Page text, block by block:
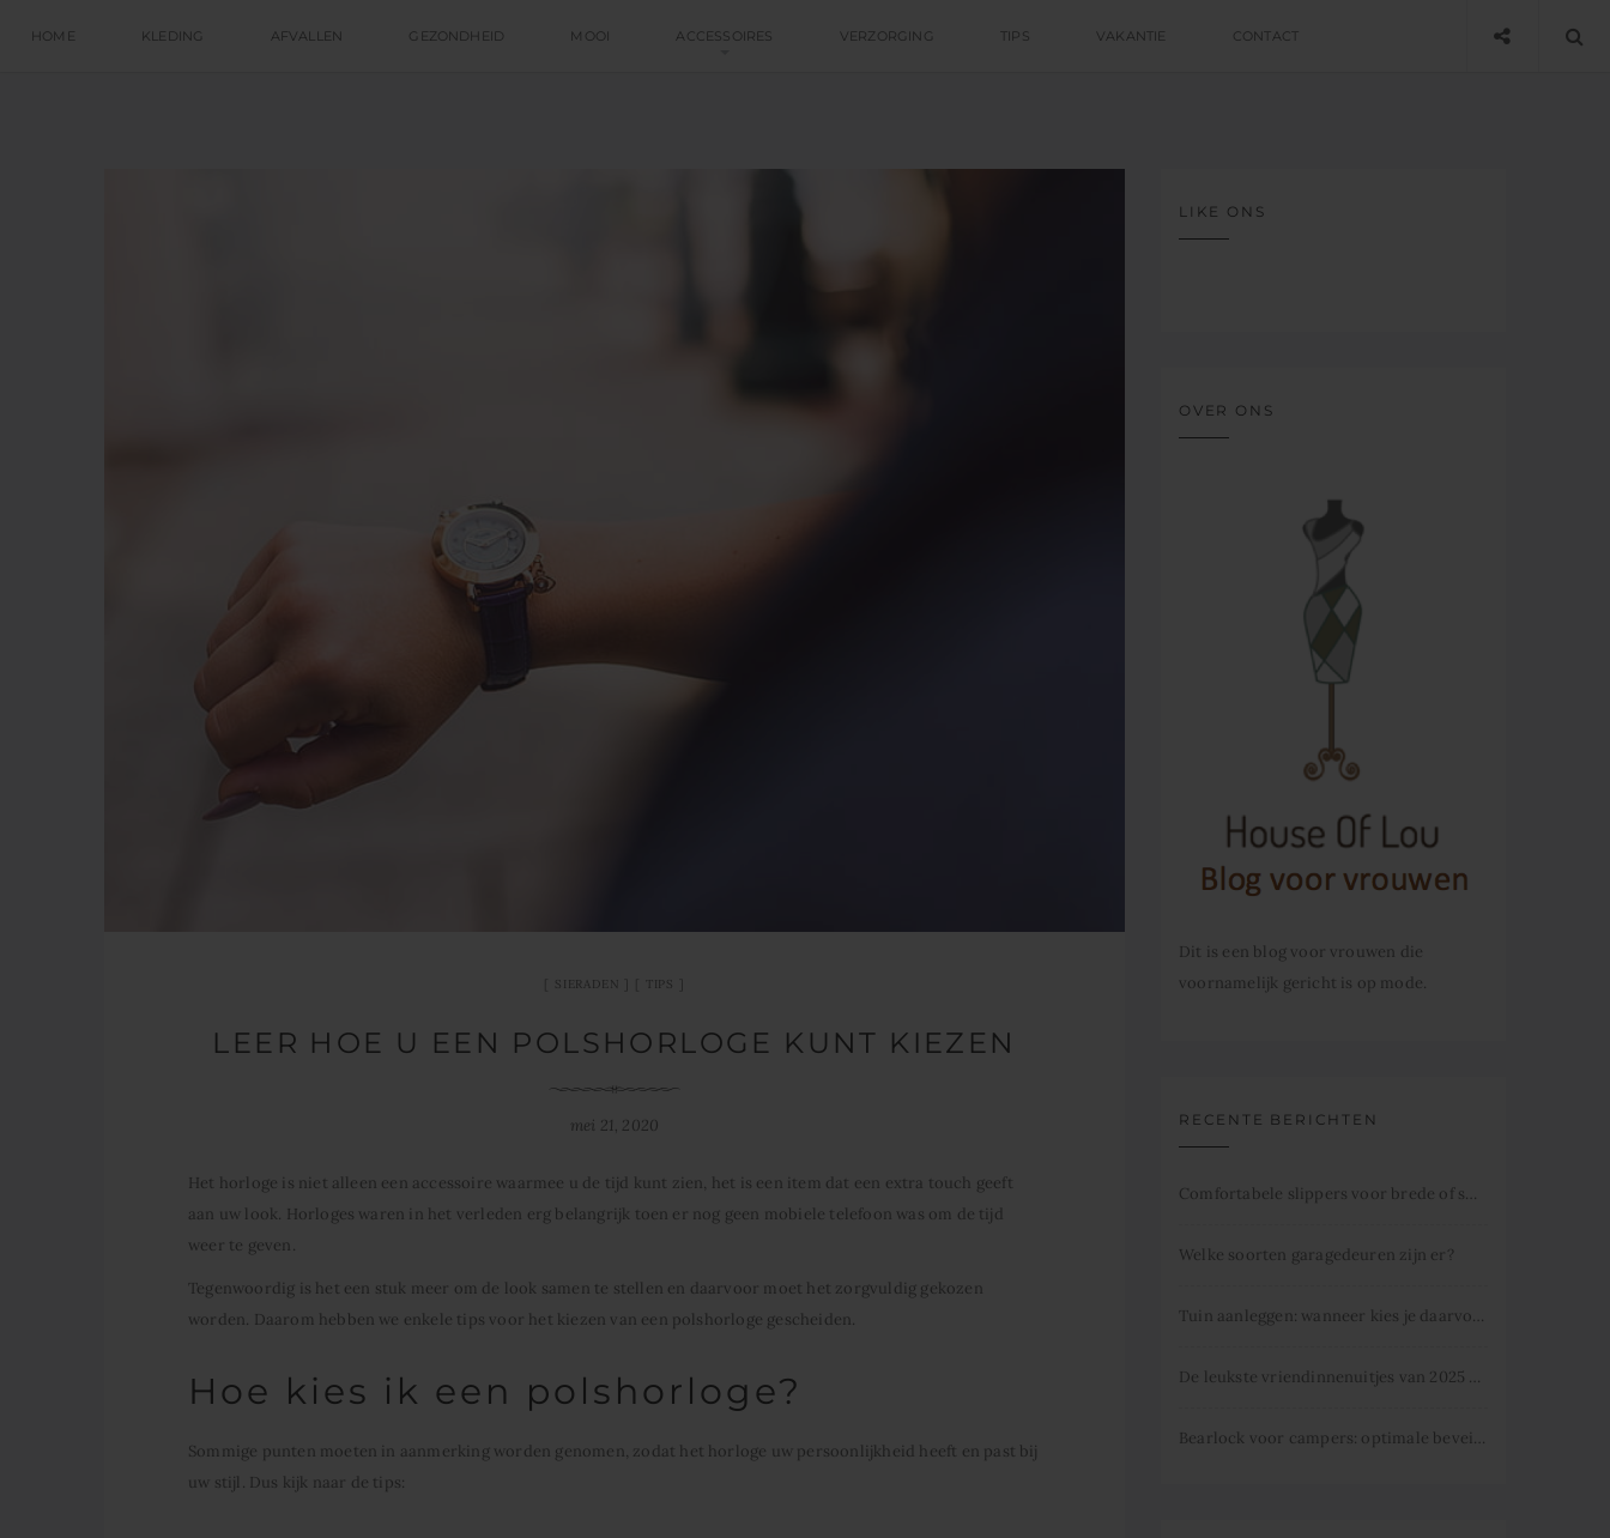
HOME KLEDING AFVALLEN GEZONDHEID MOOI ACCESSOIRES VERZORGING TIPS VAKANTIE CONTACT
SIERADEN TIPS
LEER HOE U EEN POLSHORLOGE KUNT KIEZEN
mei 21, 2020
Het horloge is niet alleen een accessoire waarmee u de tijd kunt zien, het is een item dat een extra touch geeft
aan uw look. Horloges waren in het verleden erg belangrijk toen er nog geen mobiele telefoon was om de tijd
weer te geven.
Tegenwoordig is het een stuk meer om de look samen te stellen en daarvoor moet het zorgvuldig gekozen
worden. Daarom hebben we enkele tips voor het kiezen van een polshorloge gescheiden.
Hoe kies ik een polshorloge?
Sommige punten moeten in aanmerking worden genomen, zodat het horloge uw persoonlijkheid heeft en past bij
uw stijl. Dus kijk naar de tips:
LIKE ONS
OVER ONS
Dit is een blog voor vrouwen die
voornamelijk gericht is op mode.
RECENTE BERICHTEN
Comfortabele slippers voor brede of smalle voeten
Welke soorten garagedeuren zijn er?
Tuin aanleggen: wanneer kies je daarvoor
De leukste vriendinnenuitjes van 2025 dit mag je niet missen.
Bearlock voor campers: optimale beveiliging